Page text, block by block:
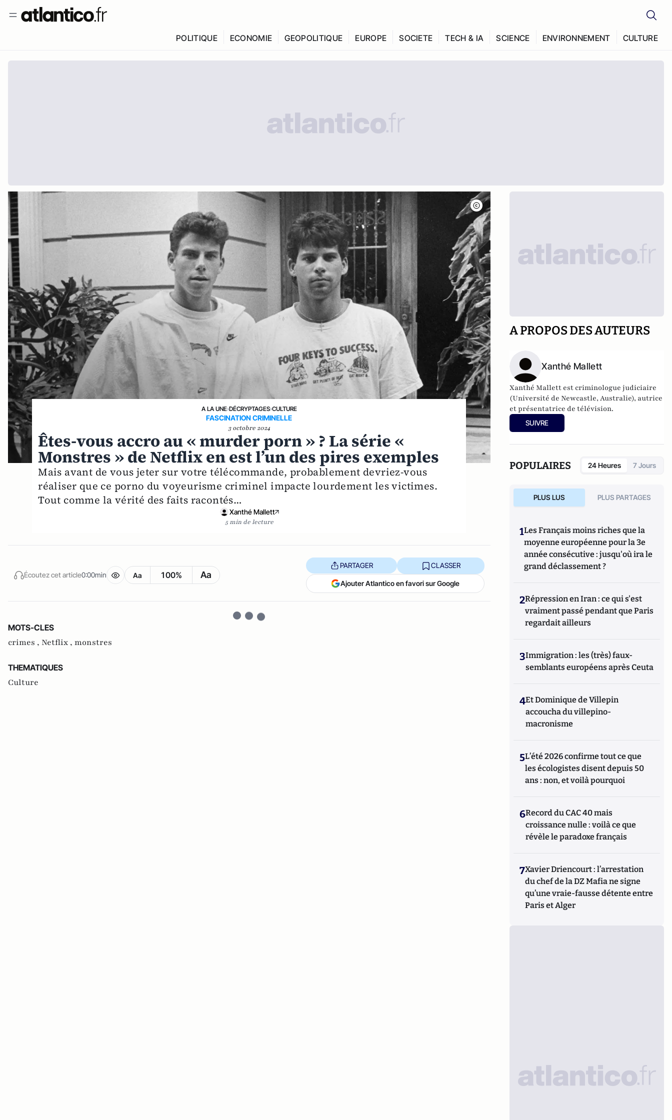
POLITIQUE ECONOMIE GEOPOLITIQUE EUROPE SOCIETE TECH & IA SCIENCE ENVIRONNEMENT CULTURE
A LA UNE›DÉCRYPTAGES›CULTURE
FASCINATION CRIMINELLE
3 octobre 2024
Êtes-vous accro au « murder porn » ? La série «
Monstres » de Netflix en est l’un des pires exemples
Mais avant de vous jeter sur votre télécommande, probablement devriez-vous
réaliser que ce porno du voyeurisme criminel impacte lourdement les victimes.
Tout comme la vérité des faits racontés…
Xanthé Mallett
5 min de lecture
Écoutez cet article0:00min Aa 100% Aa
PARTAGER CLASSER
Ajouter Atlantico en favori sur Google
MOTS-CLES
crimes , Netflix , monstres
THEMATIQUES
Culture
A PROPOS DES AUTEURS
Xanthé Mallett
Xanthé Mallett est criminologue judiciaire
(Université de Newcastle, Australie), autrice
et présentatrice de télévision.
SUIVRE
POPULAIRES 24 Heures 7 Jours
PLUS LUS PLUS PARTAGES
1Les Français moins riches que la
moyenne européenne pour la 3e
année consécutive : jusqu'où ira le
grand déclassement ?
2Répression en Iran : ce qui s'est
vraiment passé pendant que Paris
regardait ailleurs
3Immigration : les (très) faux-
semblants européens après Ceuta
4Et Dominique de Villepin
accoucha du villepino-
macronisme
5L’été 2026 confirme tout ce que
les écologistes disent depuis 50
ans : non, et voilà pourquoi
6Record du CAC 40 mais
croissance nulle : voilà ce que
révèle le paradoxe français
7Xavier Driencourt : l’arrestation
du chef de la DZ Mafia ne signe
qu’une vraie-fausse détente entre
Paris et Alger